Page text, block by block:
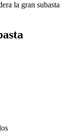
la gran subasta